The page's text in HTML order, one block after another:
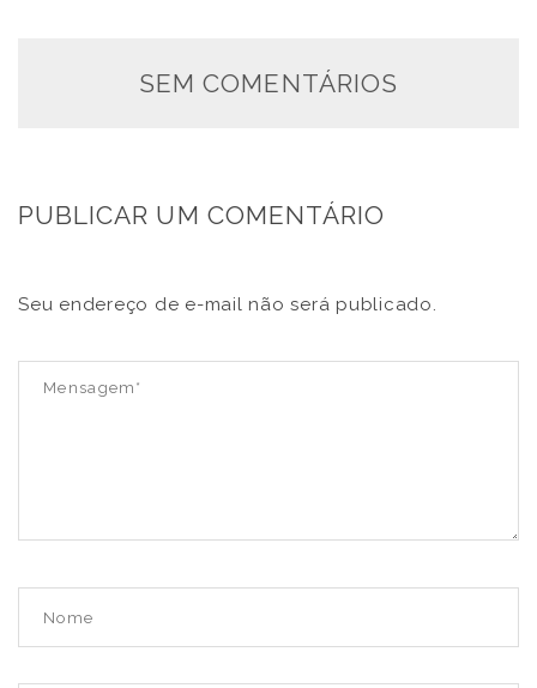
SEM COMENTÁRIOS
PUBLICAR UM COMENTÁRIO
Seu endereço de e-mail não será publicado.